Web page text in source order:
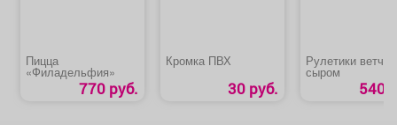
Пицца
«Филадельфия»
770 руб.
Кромка ПВХ
30 руб.
Рулетики
сыром
540